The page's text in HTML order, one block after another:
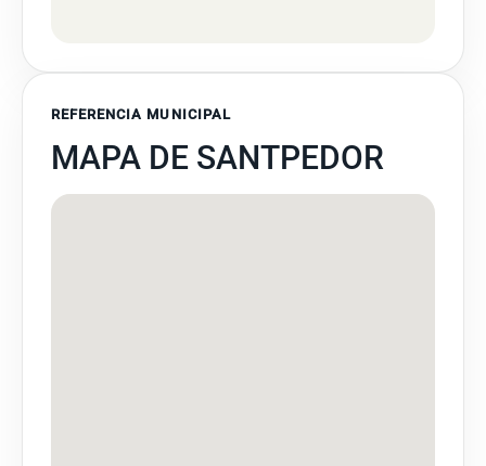
REFERENCIA MUNICIPAL
MAPA DE SANTPEDOR